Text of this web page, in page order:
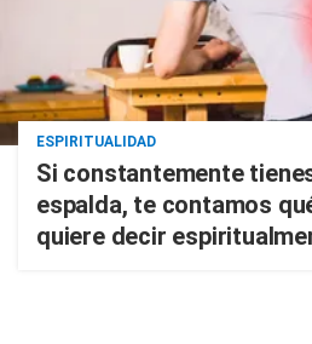
ESPIRITUALIDAD
Si constantemente
espalda, te contamos
quiere decir